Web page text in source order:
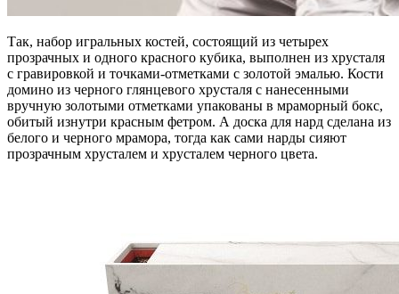
Так, набор игральных костей, состоящий из четырех
прозрачных и одного красного кубика, выполнен из хрусталя
с гравировкой и точками-отметками с золотой эмалью. Кости
домино из черного глянцевого хрусталя с нанесенными
вручную золотыми отметками упакованы в мраморный бокс,
обитый изнутри красным фетром. А доска для нард сделана из
белого и черного мрамора, тогда как сами нарды сияют
прозрачным хрусталем и хрусталем черного цвета.